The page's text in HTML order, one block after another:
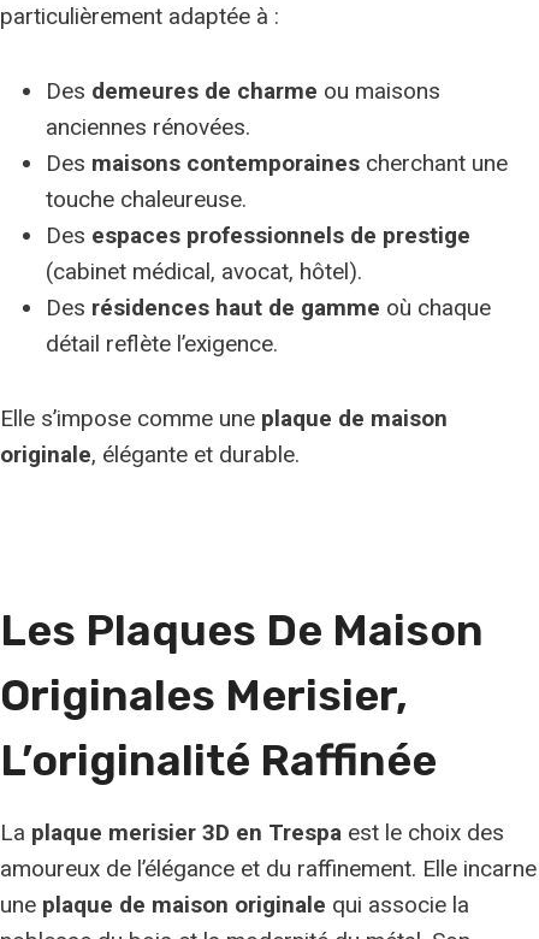
particulièrement adaptée à :
Des demeures de charme ou maisons
anciennes rénovées.
Des maisons contemporaines cherchant une
touche chaleureuse.
Des espaces professionnels de prestige
(cabinet médical, avocat, hôtel).
Des résidences haut de gamme où chaque
détail reflète l’exigence.
Elle s’impose comme une plaque de maison
originale, élégante et durable.
Les Plaques De Maison
Originales Merisier,
L’originalité Raffinée
La plaque merisier 3D en Trespa est le choix des
amoureux de l’élégance et du raffinement. Elle incarne
une plaque de maison originale qui associe la